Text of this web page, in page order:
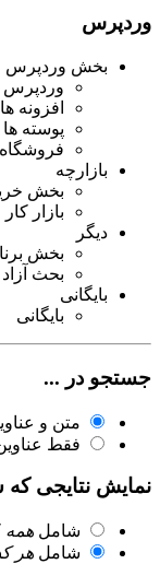
وردپرس
بخش وردپرس
وردپرس
افزونه ها
پوسته ها
بازارچه
بخش
بازار کار
دیگر
بخش
بحث آزاد
بایگانی
بایگانی
جستجو در ...
متن و
فقط
نمایش نتایجی
شامل همه
شامل هر